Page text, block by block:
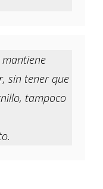
mantiene
sin tener que
tampoco